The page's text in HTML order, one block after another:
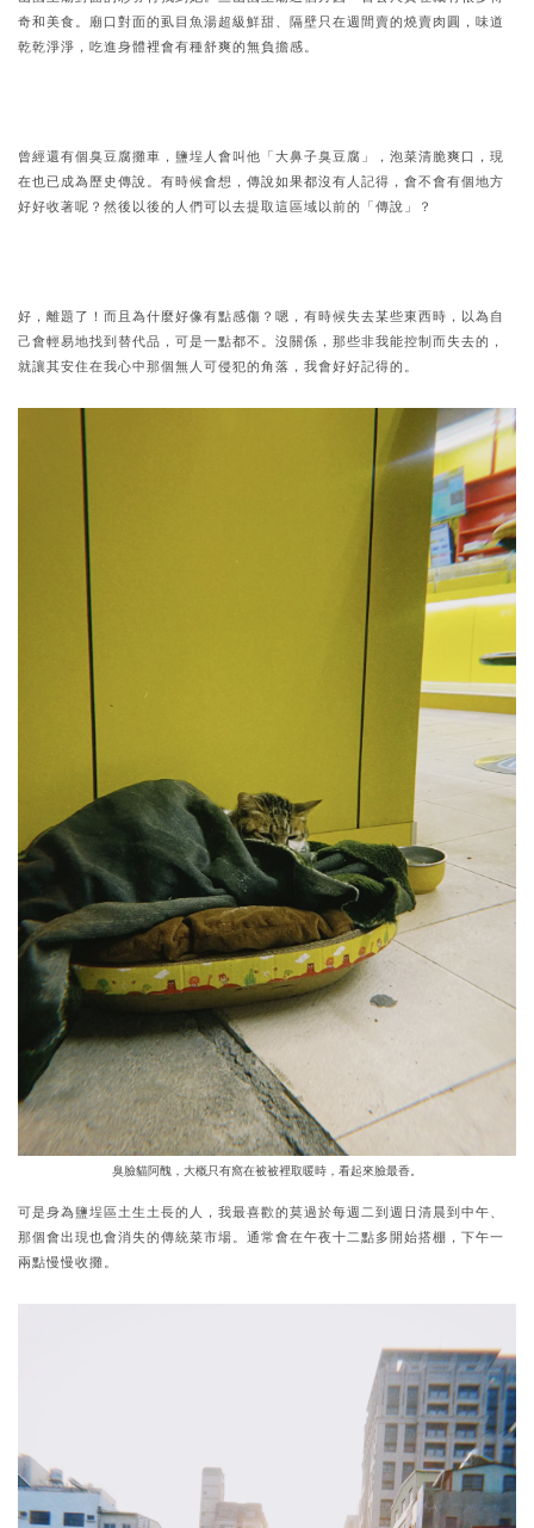
奇和美食。廟口對面的虱目魚湯超級鮮甜、隔壁只在週間賣的燒賣肉圓，味道
乾乾淨淨，吃進身體裡會有種舒爽的無負擔感。
曾經還有個臭豆腐攤車，鹽埕人會叫他「大鼻子臭豆腐」，泡菜清脆爽口，現
在也已成為歷史傳說。有時候會想，傳說如果都沒有人記得，會不會有個地方
好好收著呢？然後以後的人們可以去提取這區域以前的「傳說」？
好，離題了！而且為什麼好像有點感傷？嗯，有時候失去某些東西時，以為自
己會輕易地找到替代品，可是一點都不。沒關係，那些非我能控制而失去的，
就讓其安住在我心中那個無人可侵犯的角落，我會好好記得的。
臭臉貓阿醜，大概只有窩在被被裡取暖時，看起來臉最香。
可是身為鹽埕區土生土長的人，我最喜歡的莫過於每週二到週日清晨到中午、
那個會出現也會消失的傳統菜市場。通常會在午夜十二點多開始搭棚，下午一
兩點慢慢收攤。